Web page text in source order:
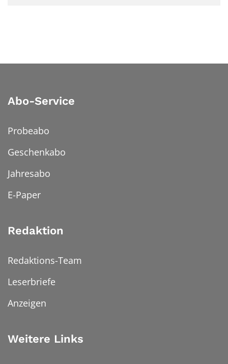
Abo-Service
Probeabo
Geschenkabo
Jahresabo
E-Paper
Redaktion
Redaktions-Team
Leserbriefe
Anzeigen
Weitere Links